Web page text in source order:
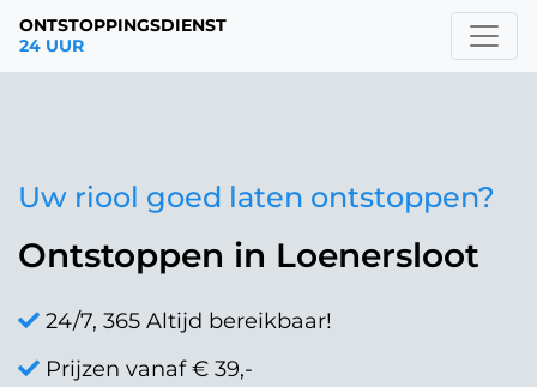
ONTSTOPPINGSDIENST
24 UUR
Uw riool goed laten ontstoppen?
Ontstoppen in Loenersloot
24/7, 365 Altijd bereikbaar!
Prijzen vanaf € 39,-